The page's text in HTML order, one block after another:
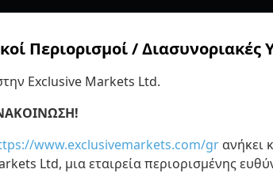
Συναλλαγές
Περιορισμοί / Διασυνοριακές
Exclusive Markets Ltd.
www.exclusivemarkets.com/gr ανήκει
Ltd, μια εταιρεία περιορισμένης